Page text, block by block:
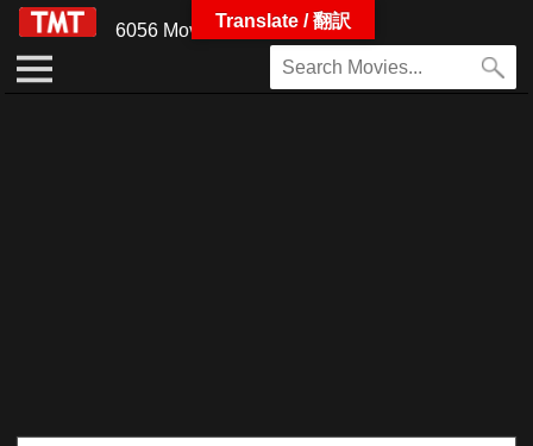
6056 MoviesTranslate / 翻訳